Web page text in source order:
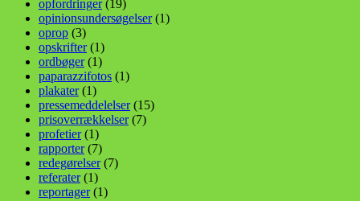
opfordringer(19)
opinionsundersøgelser(1)
oprop (3)
opskrifter(1)
ordbøger(1)
paparazzifotos (1)
plakater(1)
pressemeddelelser(15)
prisoverrækkelser(7)
profetier(1)
rapporter(7)
redegørelser(7)
referater(1)
reportager(1)